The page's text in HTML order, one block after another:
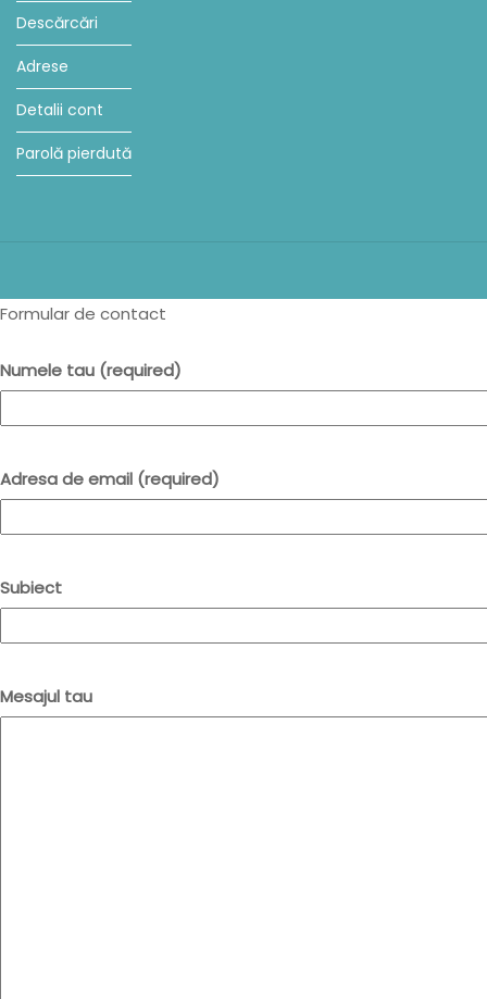
Descărcări
Adrese
Detalii cont
Parolă pierdută
Formular de contact
Numele tau (required)
Adresa de email (required)
Subiect
Mesajul tau